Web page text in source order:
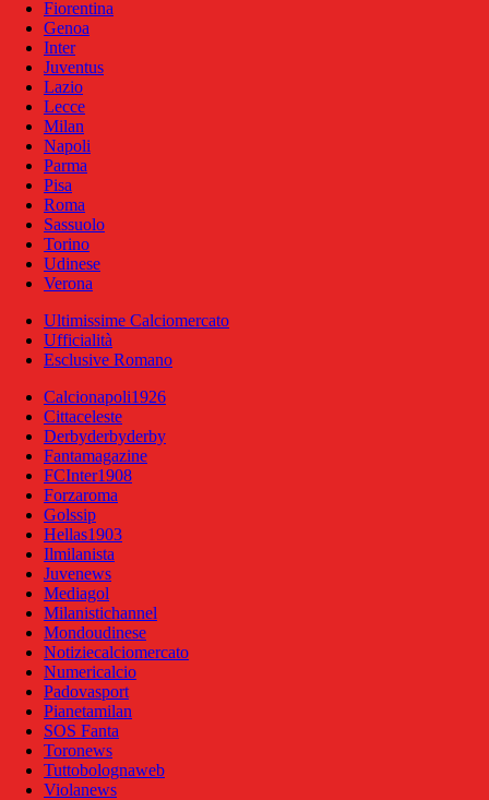
Fiorentina
Genoa
Inter
Juventus
Lazio
Lecce
Milan
Napoli
Parma
Pisa
Roma
Sassuolo
Torino
Udinese
Verona
Ultimissime Calciomercato
Ufficialità
Esclusive Romano
Calcionapoli1926
Cittaceleste
Derbyderbyderby
Fantamagazine
FCInter1908
Forzaroma
Golssip
Hellas1903
Ilmilanista
Juvenews
Mediagol
Milanistichannel
Mondoudinese
Notiziecalciomercato
Numericalcio
Padovasport
Pianetamilan
SOS Fanta
Toronews
Tuttobolognaweb
Violanews